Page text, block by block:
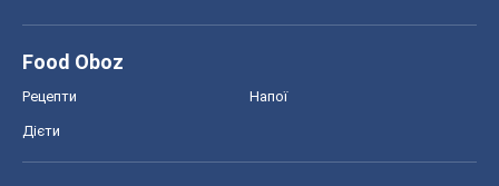
Food Oboz
Рецепти Напої
Дієти